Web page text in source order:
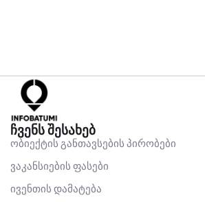
ჩვენს შესახებ
ობიექტის განთავსების პირობები
ვაკანსიების ფასები
ივენთის დამატება